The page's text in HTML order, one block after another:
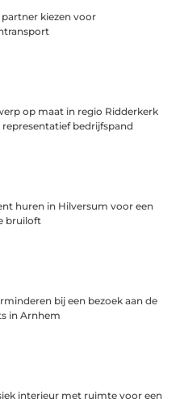
partner kiezen voor
op maat in regio Ridderkerk
representatief bedrijfspand
huren in Hilversum voor een
bruiloft
bij een bezoek aan de
in Arnhem
interieur met ruimte voor een